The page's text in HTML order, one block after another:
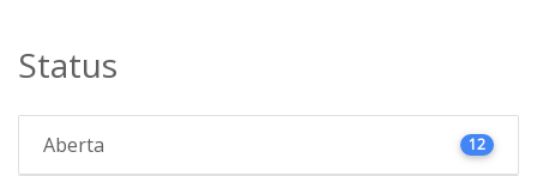
Status
Aberta 12